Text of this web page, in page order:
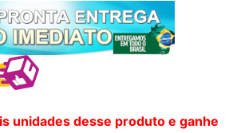
unidades desse produto e ganhe